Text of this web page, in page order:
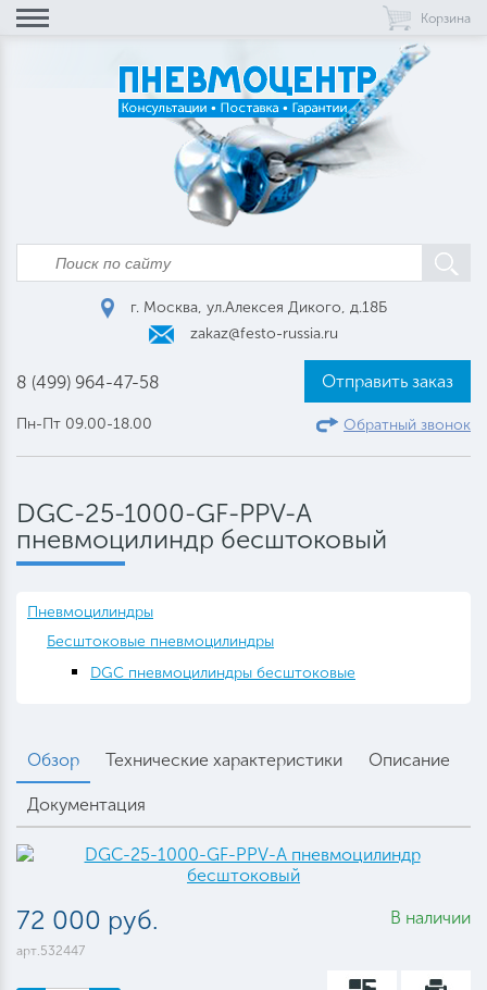
Корзина
г. Москва, ул.Алексея Дикого, д.18Б
zakaz@festo-russia.ru
8 (499) 964-47-58
Пн-Пт 09.00-18.00
Отправить заказ
Обратный звонок
DGC-25-1000-GF-PPV-A
пневмоцилиндр бесштоковый
Пневмоцилиндры
Бесштоковые пневмоцилиндры
DGC пневмоцилиндры бесштоковые
Обзор Технические характеристики Описание
Документация
72 000 руб.
арт.532447
В наличии